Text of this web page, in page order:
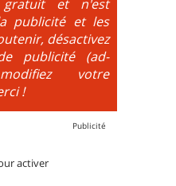
de bikeparks. Vélo
du corps obligatoires.
gratuit et n'est
publicité et les
désactivez
publicité (ad-
votre
!